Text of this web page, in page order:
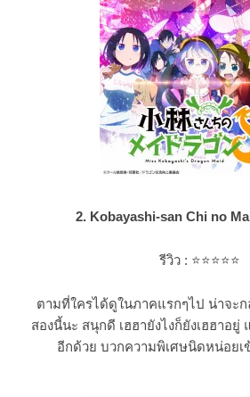
2. Kobayashi-san Chi no
รีวิว : ⭐⭐⭐⭐⭐
ตามที่ใครได้ดูในภาคแรกๆไป น่าจะ
สองนี้นะ สนุกดี เฮฮายังไงก็ยังเฮฮาอ
อีกด้วย บวกความพิเศษนิดหน่อยเ